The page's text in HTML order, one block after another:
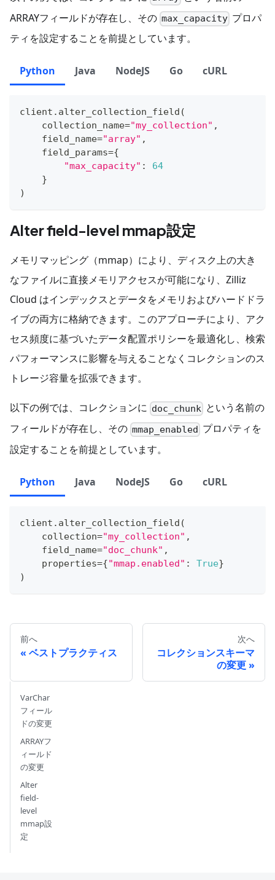
ARRAYフィールドが存在し、その max_capacity プロパ
ティを設定することを前提としています。
Python Java NodeJS Go cURL
client . alter_collection_field (
    collection_name
="my_collection" ,
    field_name
="array" ,
    field_params
={
"max_capacity" :
64
}
)
Alter field-level mmap設定
メモリマッピング（mmap）により、ディスク上の大き
なファイルに直接メモリアクセスが可能になり、Zilliz
Cloud はインデックスとデータをメモリおよびハードドラ
イブの両方に格納できます。このアプローチにより、アク
セス頻度に基づいたデータ配置ポリシーを最適化し、検索
パフォーマンスに影響を与えることなくコレクションのス
トレージ容量を拡張できます。
以下の例では、コレクションに doc_chunk という名前の
フィールドが存在し、その mmap_enabled プロパティを
設定することを前提としています。
Python Java NodeJS Go cURL
client . alter_collection_field (
    collection
="my_collection" ,
    field_name
="doc_chunk" ,
    properties
={"mmap.enabled" : True}
)
前へ
ベストプラクティス
次へ
コレクションスキーマ
の変更
VarChar
フィール
ドの変更
ARRAYフ
ィールド
の変更
Alter
field-
level
mmap設
定